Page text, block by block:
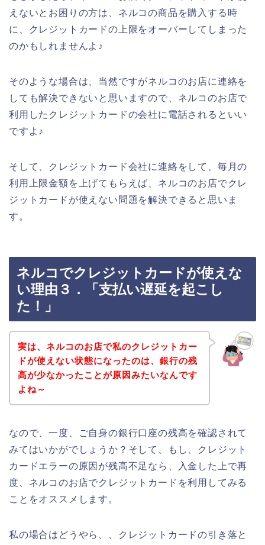
えないとお困りの方は、ネルコの商品を購入する時
に、クレジットカードの上限をオーバーしてしまった
のかもしれませんよ♪
そのような場合は、当然ですがネルコのお店に連絡を
しても解決できないと思いますので、ネルコのお店で
利用したクレジットカードの会社に電話されるといい
ですよ♪
そして、クレジットカード会社に連絡をして、毎月の
利用上限金額を上げてもらえば、ネルコのお店でクレ
ジットカードが使えない問題を解決できると思いま
す。
ネルコでクレジットカードが使えな
い理由３．「支払い遅延を起こし
た！」
実は、ネルコのお店で私のクレジットカー
ドが使えない状態になったのは、銀行の残
高が少なかったことが原因みたいなんです
よね～
なので、一度、ご自身の銀行口座の残高を確認されて
みてはいかがでしょうか？そして、もし、クレジット
カードエラーの原因が残高不足なら、入金した上で再
度、ネルコのお店でクレジットカードを利用してみる
ことをオススメします。
私の場合はどうやら、、クレジットカードの引き落と